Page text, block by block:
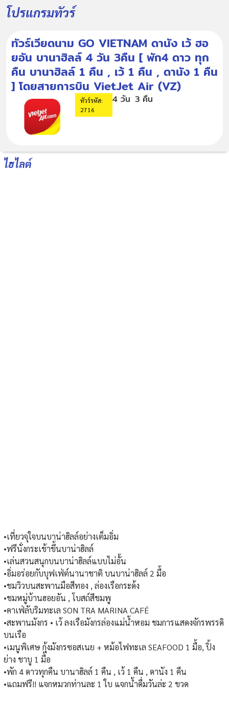
โปรแกรมทัวร์
ทัวร์เวียดนาม GO VIETNAM ดานัง เว้ ฮอ
ยอัน บานาฮิลล์ 4 วัน 3คืน [ พัก4 ดาว ทุก
คืน บานาฮิลล์ 1 คืน , เว้ 1 คืน , ดานัง 1 คืน
] โดยสายการบิน VietJet Air (VZ)
ทัวร์รหัส:
2716
4 วัน 3 คืน
ไฮไลต์
•เที่ยวจุใจบนบาน่าฮิลล์อย่างเต็มอิ่ม
•ฟรีนั่งกระเช้าขึ้นบาน่าฮิลล์
•เล่นสวนสนุกบนบาน่าฮิลล์แบบไม่อั้น
•อิ่มอร่อยกับบุฟเฟ่ต์นานาชาติ บนบาน่าฮิลล์ 2 มื้อ
•ชมวิวบนสะพานมือสีทอง , ล่องเรือกระด้ง
•ชมหมู่บ้านฮอยอัน , โบสถ์สีชมพู
•คาเฟ่ลับริมทะเล SON TRA MARINA CAFÉ
•สะพานมังกร • เว้ ลงเรือมังกรล่องแม่น้ำหอม ชมการแสดงจักรพรรดิ
บนเรือ
•เมนูพิเศษ กุ้งมังกรซอสเนย + หม้อไฟทะเล SEAFOOD 1 มื้อ, ปิ้ง
ย่าง ชาบู 1 มื้อ
•พัก 4 ดาวทุกคืน บานาฮิลล์ 1 คืน , เว้ 1 คืน , ดานัง 1 คืน
•แถมฟรี!! แจกหมวกท่านละ 1 ใบ แจกน้ำดื่มวันล่ะ 2 ขวด